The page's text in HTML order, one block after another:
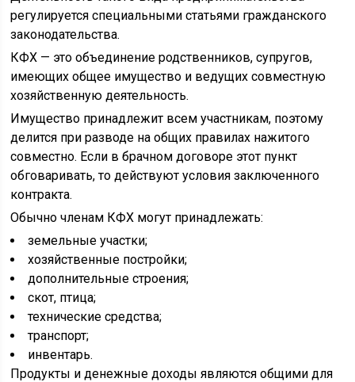
регулируется специальными статьями гражданского
законодательства.
КФХ — это объединение родственников, супругов,
имеющих общее имущество и ведущих совместную
хозяйственную деятельность.
Имущество принадлежит всем участникам, поэтому
делится при разводе на общих правилах нажитого
совместно. Если в брачном договоре этот пункт
обговаривать, то действуют условия заключенного
контракта.
Обычно членам КФХ могут принадлежать:
земельные участки;
хозяйственные постройки;
дополнительные строения;
скот, птица;
технические средства;
транспорт;
инвентарь.
Продукты и денежные доходы являются общими для